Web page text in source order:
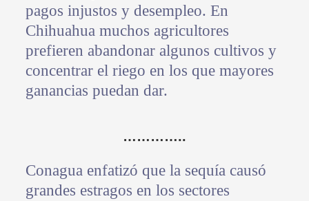
pagos injustos y desempleo. En
Chihuahua muchos agricultores
prefieren abandonar algunos cultivos y
concentrar el riego en los que mayores
ganancias puedan dar.
…………..
Conagua enfatizó que la sequía causó
grandes estragos en los sectores